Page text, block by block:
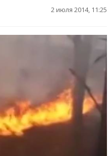
2 июля 2014, 11:25